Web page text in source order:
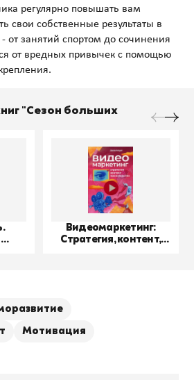
регулярно повышать вам
свои собственные результаты в
от занятий спортом до сочинения
от вредных привычек с помощью
"Сезон больших
Видеомаркетинг:
Стратегия, контент,
Мотивация